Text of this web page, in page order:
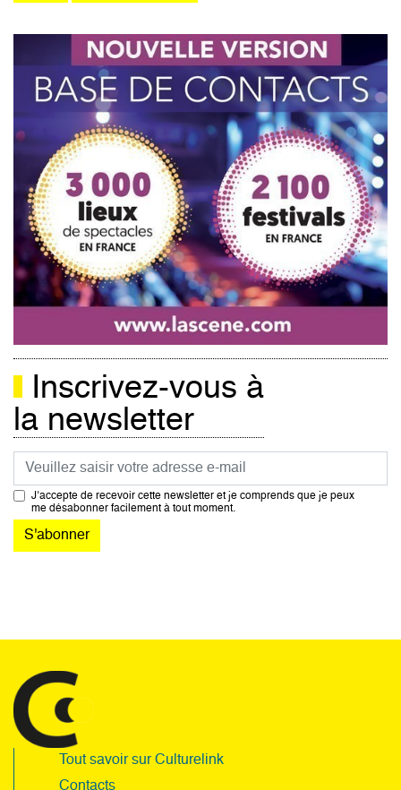
Inscrivez-vous à
la newsletter
Courriel
J’accepte de recevoir cette newsletter et je comprends que je peux
me désabonner facilement à tout moment.
Tout savoir sur Culturelink
Contacts